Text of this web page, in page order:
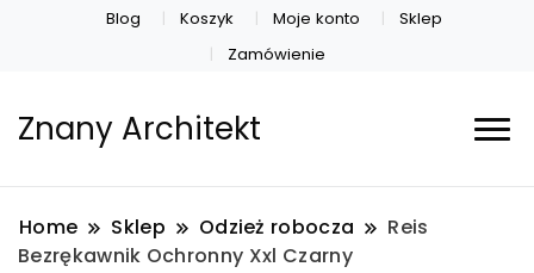
Blog Koszyk Moje konto
Sklep
Zamówienie
Znany Architekt
Home Sklep Odzież robocza
Reis
Bezrękawnik Ochronny Xxl Czarny